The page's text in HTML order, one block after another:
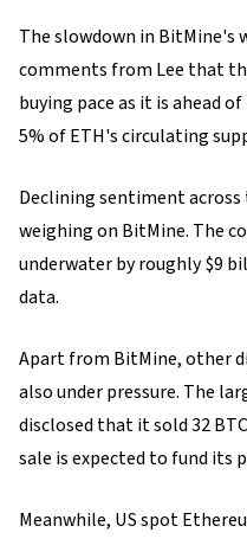
The slowdown in BitMine's
comments from Lee that
buying pace as it is ahead
5% of ETH's circulating
Declining sentiment
weighing on BitMine. The
underwater by roughly $9
data.
Apart from BitMine, other
also under pressure. The
disclosed that it sold 32
sale is expected to fund its
Meanwhile, US spot